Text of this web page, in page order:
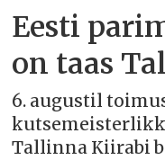
Eesti
on taas
6. augustil
Tallinna Kiirabi